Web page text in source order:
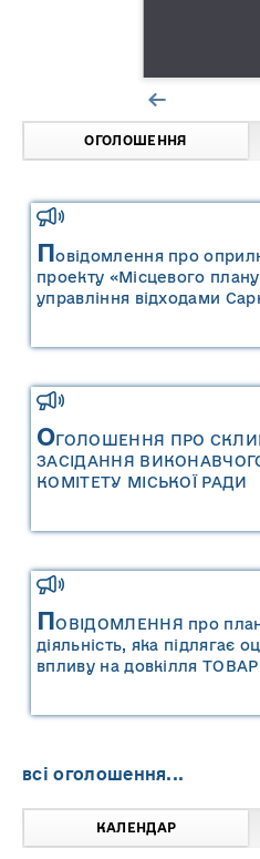
ОГОЛОШЕННЯ
Повідомлення про
проекту «Місцевого плану
управління відходами
міської територіальної
управління відходами
міської територіальної
ОГОЛОШЕННЯ ПРО
ЗАСІДАННЯ
КОМІТЕТУ МІСЬКОЇ РАДИ
ПОВІДОМЛЕННЯ про
діяльність, яка підлягає
впливу на довкілля
всі оголошення...
КАЛЕНДАР